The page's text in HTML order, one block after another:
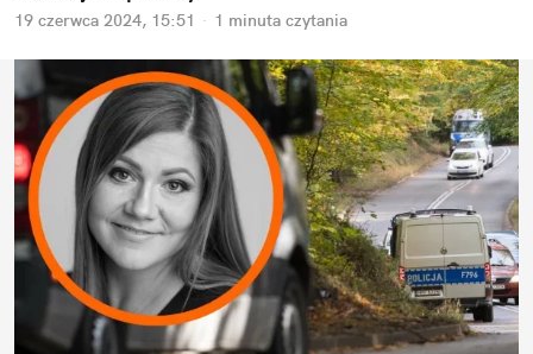
19 czerwca 2024, 15:51 · 1 minuta czytania